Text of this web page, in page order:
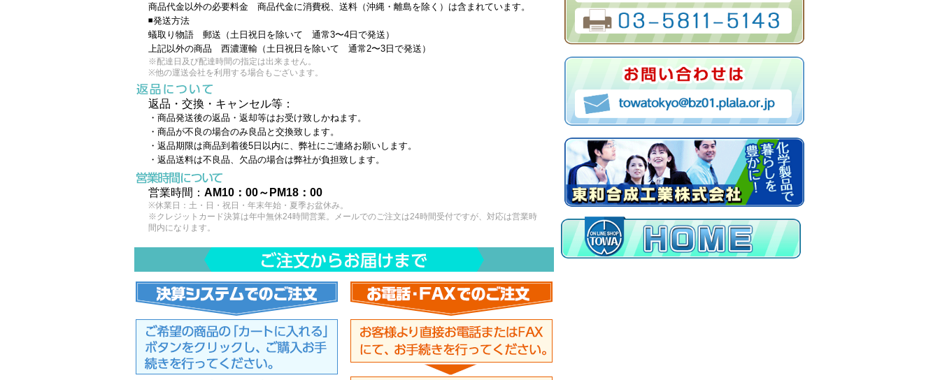
商品代金以外の必要料金 商品代金に消費税、送料（沖縄・離島を除く）は含まれています。
◾️発送方法
蟻取り物語 郵送（土日祝日を除いて 通常3〜4日で発送）
上記以外の商品 西濃運輸（土日祝日を除いて 通常2〜3日で発送）
※配達日及び配達時間の指定は出来ません。
※他の運送会社を利用する場合もございます。
返品・交換・キャンセル等：
・商品発送後の返品・返却等はお受け致しかねます。
・商品が不良の場合のみ良品と交換致します。
・返品期限は商品到着後5日以内に、弊社にご連絡お願いします。
・返品送料は不良品、欠品の場合は弊社が負担致します。
営業時間： AM10：00～PM18：00
※休業日：土・日・祝日・年末年始・夏季お盆休み。
※クレジットカード決算は年中無休24時間営業。メールでのご注文は24時間受付ですが、対応は営業時
間内になります。